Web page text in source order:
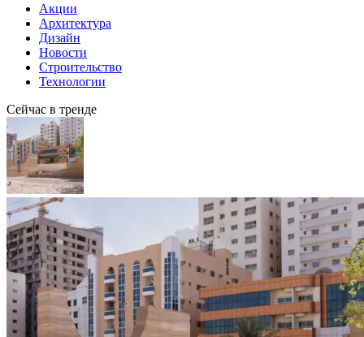
Акции
Архитектура
Дизайн
Новости
Строительство
Технологии
Сейчас в тренде